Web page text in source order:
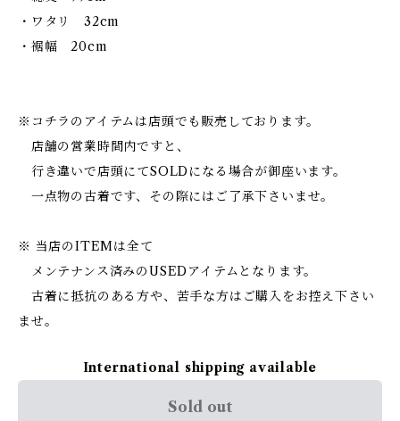
・ワタリ 32cm
・裾幅 20cm
※コチラのアイテムは店頭でも販売しております。
店舗の営業時間内ですと、
行き違いで店頭にてSOLDになる場合が御座います。
一点物の古着です、その際にはご了承下さいませ。
※ 当店のITEMは全て
メンテナンス済みのUSEDアイテムとなります。
古着に抵抗のある方や、苦手な方はご購入をお控え下さい
ませ。
International shipping available
Sold out